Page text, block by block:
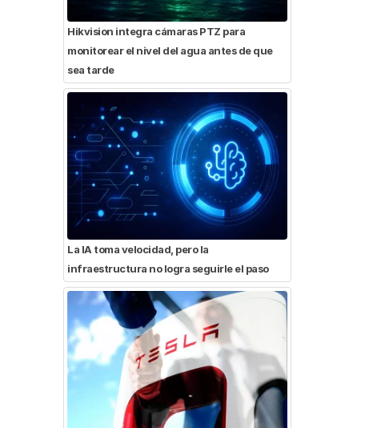
Hikvision integra cámaras PTZ para
monitorear el nivel del agua antes de que
sea tarde
La IA toma velocidad, pero la
infraestructura no logra seguirle el paso